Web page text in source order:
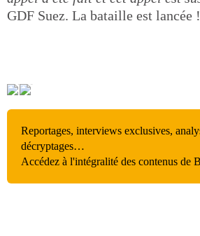
GDF Suez. La bataille est lancée !
Reportages, interviews exclusives,
décryptages…
Accédez à l'intégralité des contenus de